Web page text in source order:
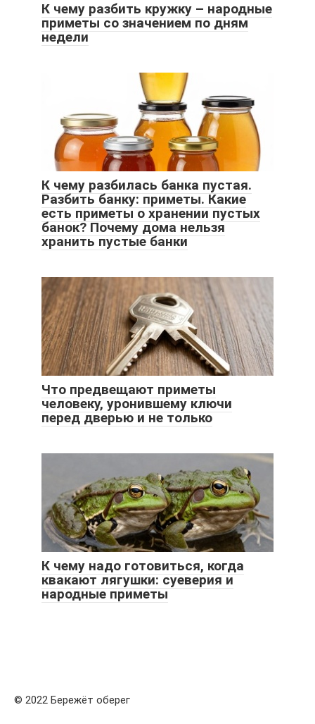
К чему разбить кружку – народные
приметы со значением по дням
недели
К чему разбилась банка пустая.
Разбить банку: приметы. Какие
есть приметы о хранении пустых
банок? Почему дома нельзя
хранить пустые банки
Что предвещают приметы
человеку, уронившему ключи
перед дверью и не только
К чему надо готовиться, когда
квакают лягушки: суеверия и
народные приметы
© 2022 Бережёт оберег